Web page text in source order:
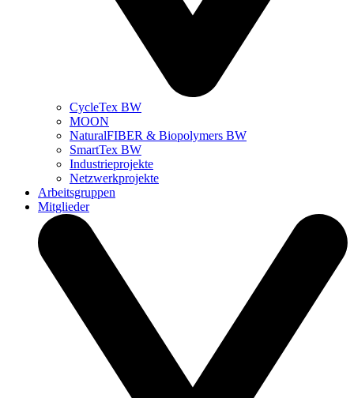
CycleTex BW
MOON
NaturalFIBER & Biopolymers BW
SmartTex BW
Industrieprojekte
Netzwerkprojekte
Arbeitsgruppen
Mitglieder